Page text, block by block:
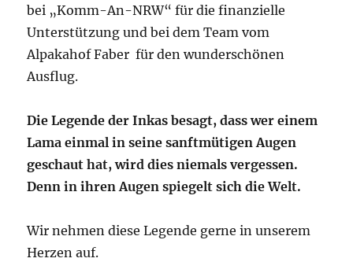
bei „Komm-An-NRW“ für die finanzielle
Unterstützung und bei dem Team vom
Alpakahof Faber für den wunderschönen
Ausflug.
Die Legende der Inkas besagt, dass wer einem
Lama einmal in seine sanftmütigen Augen
geschaut hat, wird dies niemals vergessen.
Denn in ihren Augen spiegelt sich die Welt.
Wir nehmen diese Legende gerne in unserem
Herzen auf.